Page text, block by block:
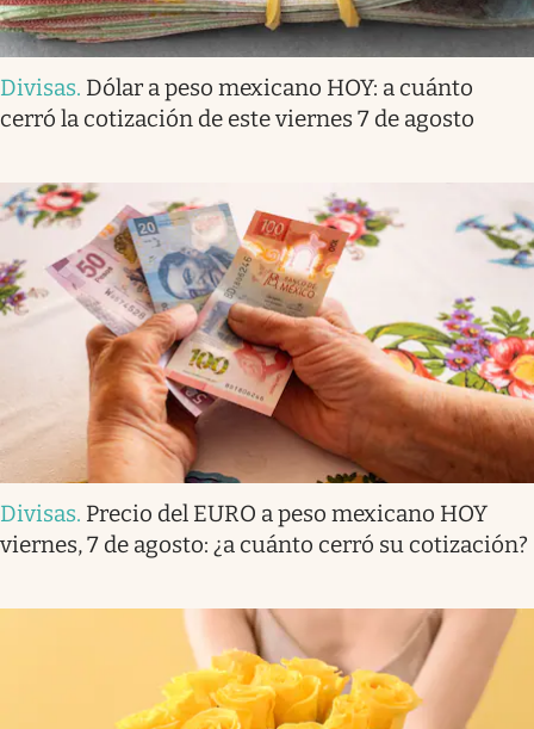
Divisas. Dólar a peso mexicano HOY: a cuánto
cerró la cotización de este viernes 7 de agosto
Divisas. Precio del EURO a peso mexicano HOY
viernes, 7 de agosto: ¿a cuánto cerró su cotización?